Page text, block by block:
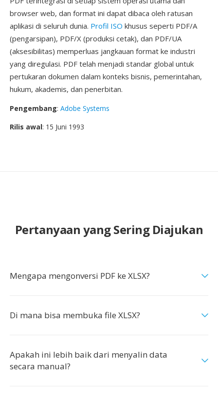
browser web, dan format ini dapat dibaca oleh ratusan
aplikasi di seluruh dunia. Profil ISO khusus seperti PDF/A
(pengarsipan), PDF/X (produksi cetak), dan PDF/UA
(aksesibilitas) memperluas jangkauan format ke industri
yang diregulasi. PDF telah menjadi standar global untuk
pertukaran dokumen dalam konteks bisnis, pemerintahan,
hukum, akademis, dan penerbitan.
Pengembang: Adobe Systems
Rilis awal: 15 Juni 1993
Pertanyaan yang Sering Diajukan
Mengapa mengonversi PDF ke XLSX?
Di mana bisa membuka file XLSX?
Apakah ini lebih baik dari menyalin data
secara manual?